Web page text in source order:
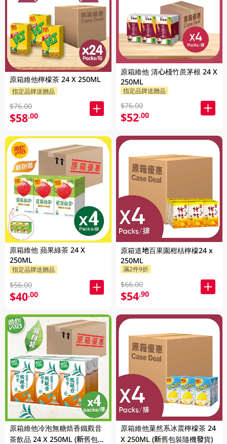
原箱維他檸檬茶 24 X 250ML
指定品牌送贈品
$76.00
$58.00
原箱維他 蘋果綠茶 24 X
250ML
指定品牌送贈品
$56.00
$40.00
原箱維他冷泡無糖焙香鐵觀音
茶飲品 24 X 250ML (新舊包裝
原箱維他 清心棧竹蔗茅根 24 X
250ML
指定品牌送贈品
$76.00
$52.00
原箱道地百果園柑桔檸檬24 x
250ML
滿2件9折
$66.00
$54.90
原箱維他菓然系冰震檸檬茶 24
X 250ML (新舊包裝隨機發貨)